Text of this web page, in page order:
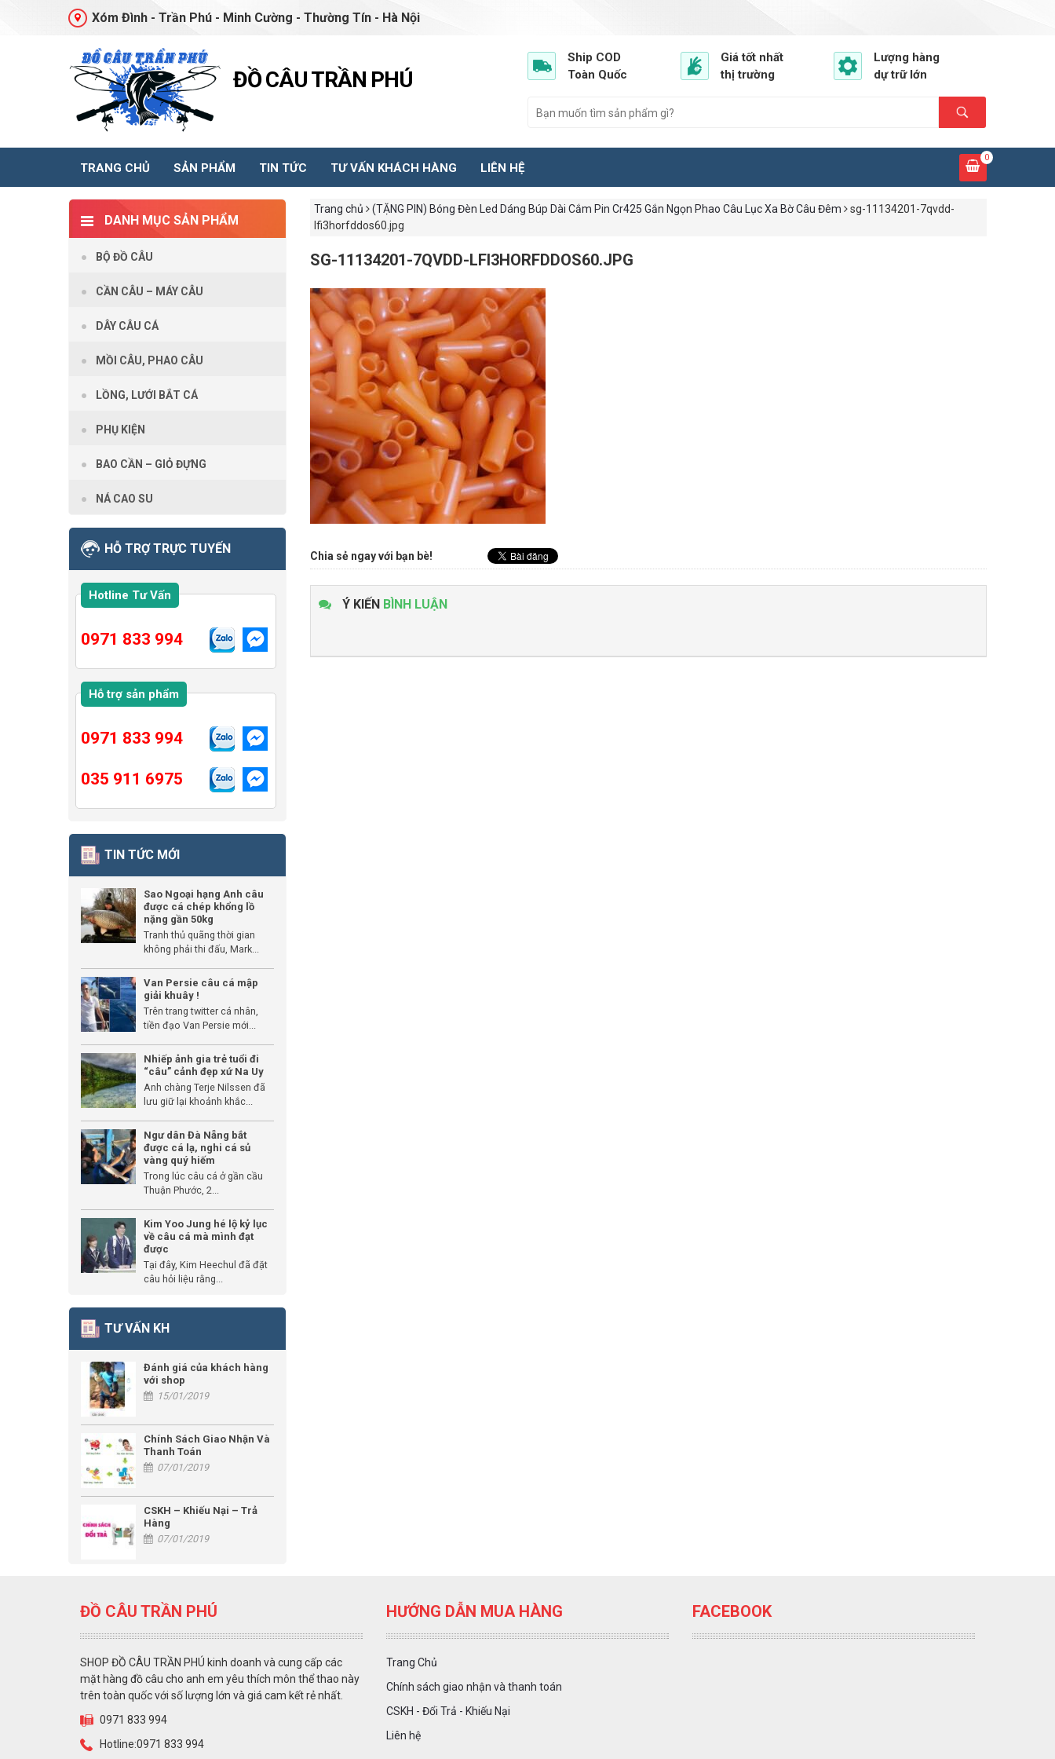
Xóm Đình - Trần Phú - Minh Cường - Thường Tín - Hà Nội
ĐỒ CÂU TRẦN PHÚ
Ship COD
Toàn Quốc
Giá tốt nhất
thị trường
Lượng hàng
dự trữ lớn
TRANG CHỦ SẢN PHẨM TIN TỨC TƯ VẤN KHÁCH HÀNG LIÊN HỆ
0
Trang chủ (TẶNG PIN) Bóng Đèn Led Dáng Búp Dài Cắm Pin Cr425 Gắn Ngọn Phao Câu Lục Xa Bờ Câu Đêm
sg-11134201-7qvdd-
lfi3horfddos60.jpg
SG-11134201-7QVDD-LFI3HORFDDOS60.JPG
Chia sẻ ngay với bạn bè!
Ý KIẾN BÌNH LUẬN
DANH MỤC SẢN PHẨM
BỘ ĐỒ CÂU
CẦN CÂU – MÁY CÂU
DÂY CÂU CÁ
MỒI CÂU, PHAO CÂU
LỒNG, LƯỚI BẮT CÁ
PHỤ KIỆN
BAO CẦN – GIỎ ĐỰNG
NÁ CAO SU
HỖ TRỢ TRỰC TUYẾN
Hotline Tư Vấn
0971 833 994
Hỗ trợ sản phẩm
0971 833 994
035 911 6975
TIN TỨC MỚI
Sao Ngoại hạng Anh câu
được cá chép khổng lồ
nặng gần 50kg
Tranh thủ quãng thời gian
không phải thi đấu, Mark...
Van Persie câu cá mập
giải khuây !
Trên trang twitter cá nhân,
tiền đạo Van Persie mới...
Nhiếp ảnh gia trẻ tuổi đi
“câu” cảnh đẹp xứ Na Uy
Anh chàng Terje Nilssen đã
lưu giữ lại khoảnh khắc...
Ngư dân Đà Nẵng bắt
được cá lạ, nghi cá sủ
vàng quý hiếm
Trong lúc câu cá ở gần cầu
Thuận Phước, 2...
Kim Yoo Jung hé lộ kỷ lục
về câu cá mà mình đạt
được
Tại đây, Kim Heechul đã đặt
câu hỏi liệu rằng...
TƯ VẤN KH
Đánh giá của khách hàng
với shop
15/01/2019
Chính Sách Giao Nhận Và
Thanh Toán
07/01/2019
CSKH – Khiếu Nại – Trả
Hàng
07/01/2019
ĐỒ CÂU TRẦN PHÚ
SHOP ĐỒ CÂU TRẦN PHÚ kinh doanh và cung cấp các
mặt hàng đồ câu cho anh em yêu thích môn thể thao này
trên toàn quốc với số lượng lớn và giá cam kết rẻ nhất.
0971 833 994
Hotline:0971 833 994
HƯỚNG DẪN MUA HÀNG
Trang Chủ
Chính sách giao nhận và thanh toán
CSKH - Đổi Trả - Khiếu Nại
Liên hệ
FACEBOOK